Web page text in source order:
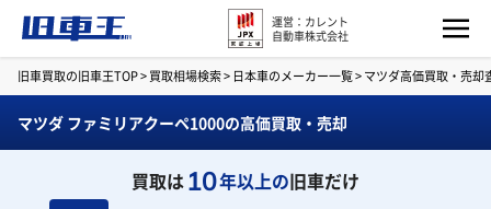
運営：カレント
自動車株式会社
旧車買取の旧車王TOP>買取相場検索> 日本車のメーカー一覧>マツダ高価買取・売却
マツダ ファミリアクーペ1000の高価買取・売却
買取は10年以上の旧車だけ